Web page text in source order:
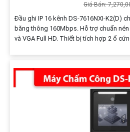
Giá Bán:
Đầu ghi IP 16 kênh DS-7616NXI-K2(D)
băng thông 160Mbps. Hỗ trợ chuẩn nén
và VGA Full HD. Thiết bị tích hợp 2 ổ